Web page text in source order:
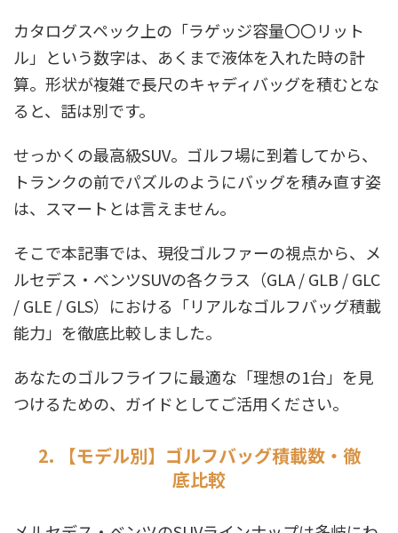
カタログスペック上の「ラゲッジ容量〇〇リット
ル」という数字は、あくまで液体を入れた時の計
算。形状が複雑で長尺のキャディバッグを積むとな
ると、話は別です。
せっかくの最高級SUV。ゴルフ場に到着してから、
トランクの前でパズルのようにバッグを積み直す姿
は、スマートとは言えません。
そこで本記事では、現役ゴルファーの視点から、メ
ルセデス・ベンツSUVの各クラス（GLA / GLB / GLC
/ GLE / GLS）における「リアルなゴルフバッグ積載
能力」を徹底比較しました。
あなたのゴルフライフに最適な「理想の1台」を見
つけるための、ガイドとしてご活用ください。
2. 【モデル別】ゴルフバッグ積載数・徹
底比較